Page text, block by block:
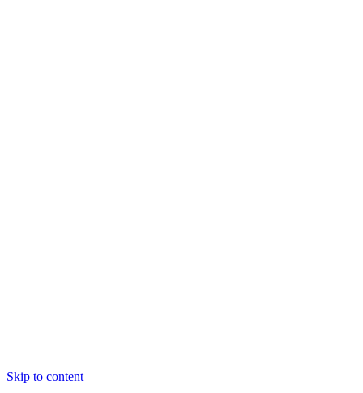
Skip to content